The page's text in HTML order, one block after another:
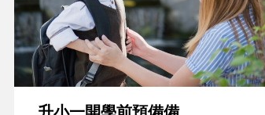
沒有人天生就擅長當爸爸！男人總是
在一次次「前所未有」的體驗中，跟
著孩子一起長大。從給予安全感的肢
體遊戲，到獨立自主、角色認同及解
決問題的能力養成。爸爸正嘗試用不